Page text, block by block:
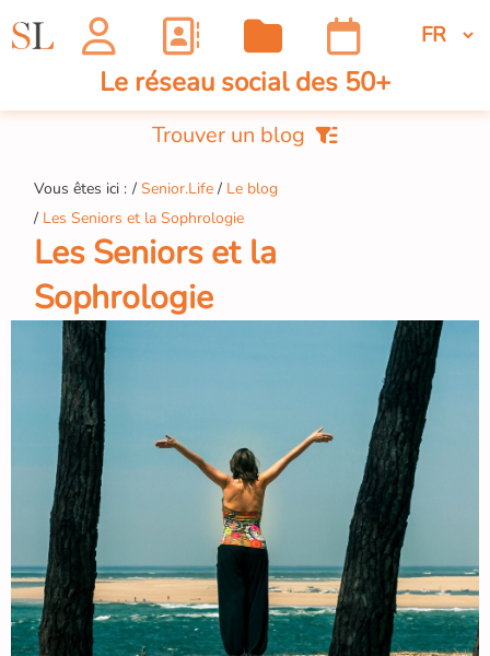
Le réseau social des 50+
Trouver un blog
Vous êtes ici : Senior.Life
Le blog
Les Seniors et la Sophrologie
Les Seniors et la
Sophrologie